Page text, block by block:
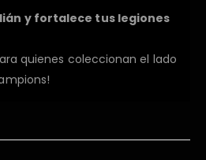
y fortalece tus legiones
quienes coleccionan el lado